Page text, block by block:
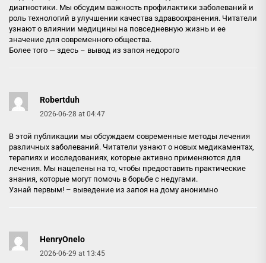
диагностики. Мы обсудим важность профилактики заболеваний и
роль технологий в улучшении качества здравоохранения. Читатели
узнают о влиянии медицины на повседневную жизнь и ее
значение для современного общества.
Более того — здесь – вывод из запоя недорого
Robertduh
2026-06-28 at 04:47
В этой публикации мы обсуждаем современные методы лечения
различных заболеваний. Читатели узнают о новых медикаментах,
терапиях и исследованиях, которые активно применяются для
лечения. Мы нацелены на то, чтобы предоставить практические
знания, которые могут помочь в борьбе с недугами.
Узнай первым! – выведение из запоя на дому анонимно
HenryOnelo
2026-06-29 at 13:45